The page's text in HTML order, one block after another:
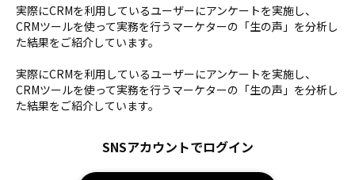
実際にCRMを利用しているユーザーにアンケートを実施し、
CRMツールを使って実務を行うマーケターの「生の声」を分析し
た結果をご紹介しています。
実際にCRMを利用しているユーザーにアンケートを実施し、
CRMツールを使って実務を行うマーケターの「生の声」を分析し
た結果をご紹介しています。
SNSアカウントでログイン